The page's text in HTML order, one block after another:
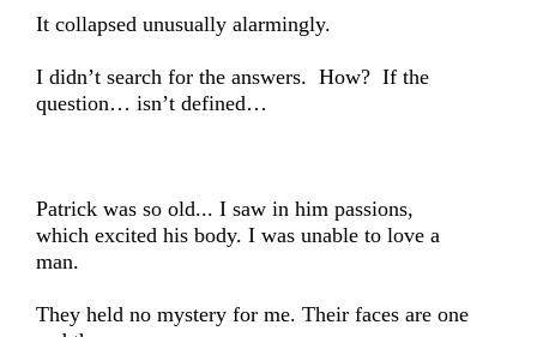
It collapsed unusually alarmingly.
I didn’t search for the answers. How? If the
question… isn’t defined…
Patrick was so old... I saw in him passions,
which excited his body. I was unable to love a
man.
They held no mystery for me. Their faces are one